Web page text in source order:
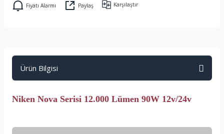
Fiyatı Alarmı Paylaş Karşılaştır
Ürün Bilgisi
Niken Nova Serisi 12.000 Lümen 90W 12v/24v